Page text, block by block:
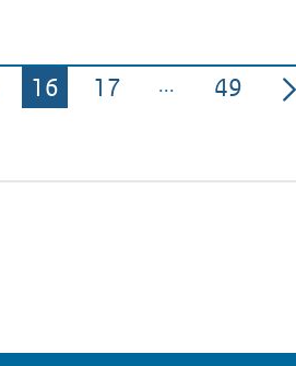
Pagina
16 Pagina
17 Pagina
49